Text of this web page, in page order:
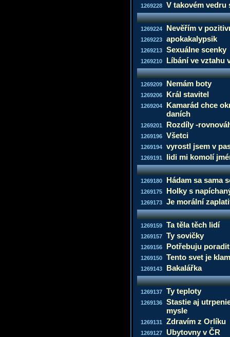
1269228 V takovém vedru
1269224 Nevěřím v
1269223 apokakalypsik
1269213 Sexuálne scenky
1269210 Líbání ve vztahu
1269209 Nemám boty
1269206 Král stavitel
1269204
Kamarád chce
daních
1269201 Rozdíly -
1269196 Všetci
1269194 vyrostl jsem v
1269191 lidi mi komolí
1269180 Hádam sa sama
1269175 Holky s
1269173 Je morální
1269159 Ta těla těch lidí
1269157 Ty sovičky
1269156 Potřebuju poradit
1269150 Tento svet je
1269143 Bakalářka
1269137 Ty teploty
1269136
Stastie aj
mysle
1269131 Zdravím z Orlíku
1269127 Ubytovny v ČR